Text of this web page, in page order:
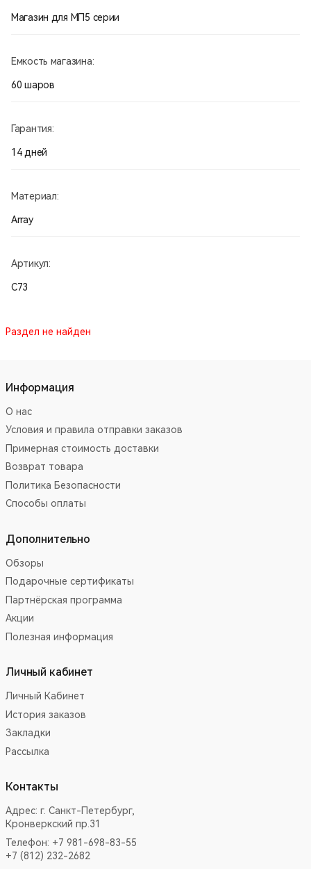
Магазин для МП5 серии
Емкость магазина:
60 шаров
Гарантия:
14 дней
Материал:
Array
Артикул:
C73
Раздел не найден
Информация
О нас
Условия и правила отправки заказов
Примерная стоимость доставки
Возврат товара
Политика Безопасности
Способы оплаты
Дополнительно
Обзоры
Подарочные сертификаты
Партнёрская программа
Акции
Полезная информация
Личный кабинет
Личный Кабинет
История заказов
Закладки
Рассылка
Контакты
Адрес: г. Санкт-Петербург,
Кронверкский пр.31
Телефон: +7 981-698-83-55
+7 (812) 232-2682